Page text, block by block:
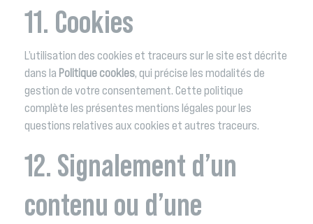
11. Cookies
L’utilisation des cookies et traceurs sur le site est décrite
dans la Politique cookies, qui précise les modalités de
gestion de votre consentement. Cette politique
complète les présentes mentions légales pour les
questions relatives aux cookies et autres traceurs.
12. Signalement d’un
contenu ou d’une